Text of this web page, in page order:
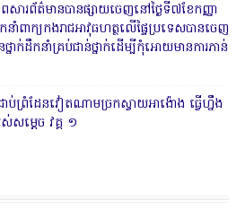
ពសារព័ត៌មានបានផ្សាយចេញនៅថ្ងៃទី៧ខែកញ្ញា
នាំពាក្យកងរាជអាវុធហត្ថលើផ្ទៃប្រទេសបានចេញ
ថ្នាក់ដឹកនាំគ្រប់ជាន់ថ្នាក់ដើម្បីកុំអោយមានការភាន់
ព្រំដែនវៀតណាមច្រកស្វាយអាង៉ោង ធ្វើហ្នឹង
ម្ដេច វគ្គ ១